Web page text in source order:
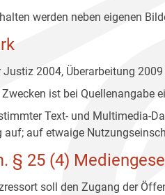
werden neben eigenen
2004, Überarbeitung
ist bei Quellenangabe
Text- und Multimedia-
auf; auf etwaige
§ 25 (4)
soll den Zugang der